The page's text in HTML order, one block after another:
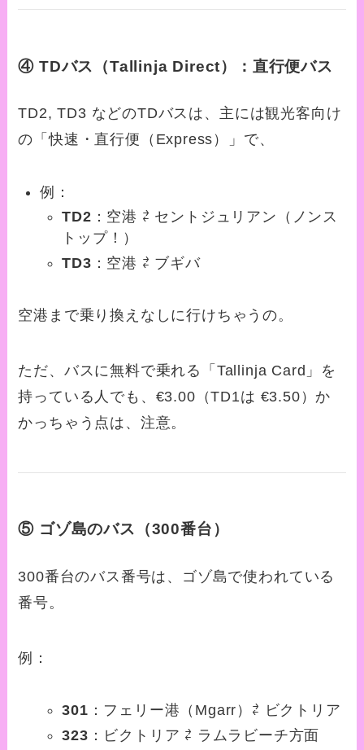
④TDバス（Tallinja Direct）：直行便バス
TD2, TD3 などのTDバスは、主には観光客向け
の「快速・直行便（Express）」で、
例：
TD2 ：空港 ⇄ セントジュリアン（ノンス
トップ！）
TD3 ：空港 ⇄ ブギバ
空港まで乗り換えなしに行けちゃうの。
ただ、バスに無料で乗れる「Tallinja Card」を
持っている人でも、€3.00（TD1は €3.50）か
かっちゃう点は、注意。
⑤ ゴゾ島のバス（300番台）
300番台のバス番号は、ゴゾ島で使われている
番号。
例：
301 ：フェリー港（Mgarr）⇄ ビクトリア
323 ：ビクトリア ⇄ ラムラビーチ方面